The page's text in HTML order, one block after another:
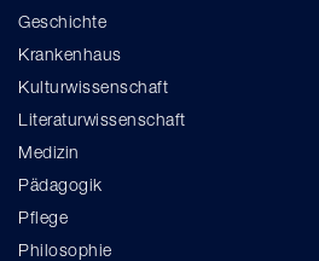
Geschichte
Krankenhaus
Kulturwissenschaft
Literaturwissenschaft
Medizin
Pädagogik
Pflege
Philosophie